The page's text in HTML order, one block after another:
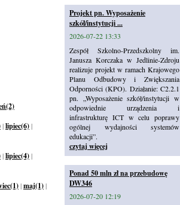
|lipiec(6)|
|lipiec(4)|
|maj(1)|
Projekt pn. Wyposażenie
szkół/instytucji ...
2026-07-22 13:33
Zespół Szkolno-Przedszkolny im.
Janusza Korczaka w Jedlinie-Zdroju
realizuje projekt w ramach Krajowego
Planu Odbudowy i Zwiększania
Odporności (KPO). Działanie: C2.2.1
pn. „Wyposażenie szkół/instytucji w
odpowiednie urządzenia i
infrastrukturę ICT w celu poprawy
ogólnej wydajności systemów
edukacji”.
czytaj więcej
Ponad 50 mln zł na przebudowę
DW346
2026-07-20 12:19